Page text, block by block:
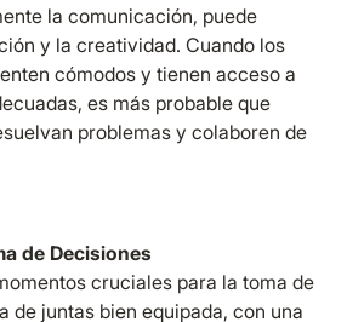
la comunicación, puede
y la creatividad. Cuando los
cómodos y tienen acceso a
es más probable que
problemas y colaboren de
de Decisiones
cruciales para la toma de
de juntas bien equipada, con una